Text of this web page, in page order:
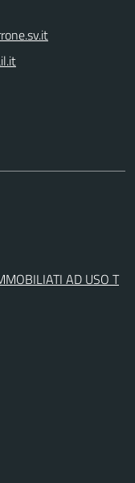
AD USO T